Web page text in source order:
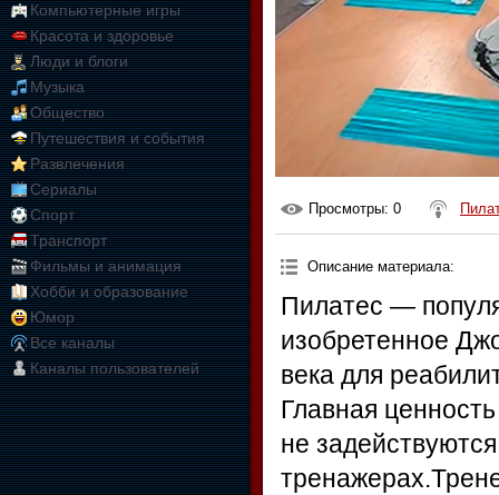
Компьютерные игры
Красота и здоровье
Люди и блоги
Музыка
Общество
Путешествия и события
Развлечения
Сериалы
Спорт
Транспорт
Фильмы и анимация
Хобби и образование
Юмор
Все каналы
Каналы пользователей
Просмотры: 0
Описание материала:
Пилатес —
изобретенное
века для
Главная
не